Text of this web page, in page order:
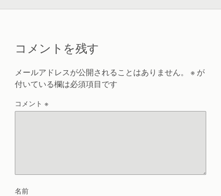
コメントを残す
メールアドレスが公開されることはありません。 ※ が
付いている欄は必須項目です
コメント ※
名前